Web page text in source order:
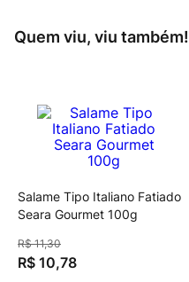
Quem viu, viu também!
Salame Tipo Italiano Fatiado
Seara Gourmet 100g
R$ 11,30
R$ 10,78